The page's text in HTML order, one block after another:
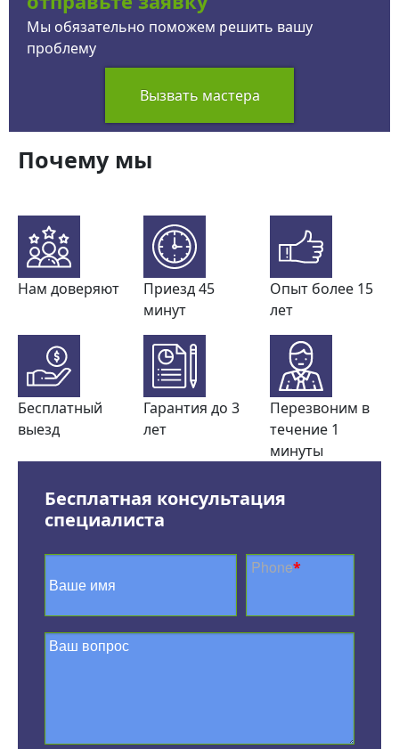
Мы обязательно поможем решить вашу
проблему
Вызвать мастера
Почему мы
Нам доверяют
Приезд 45
минут
Опыт более 15
лет
Бесплатный
выезд
Гарантия до 3
лет
Перезвоним в
течение 1
минуты
Бесплатная консультация
специалиста
Phone*